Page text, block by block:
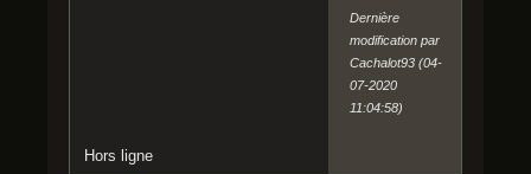
Dernière
modification par
Cachalot93 (04-
07-2020
11:04:58)
Hors ligne